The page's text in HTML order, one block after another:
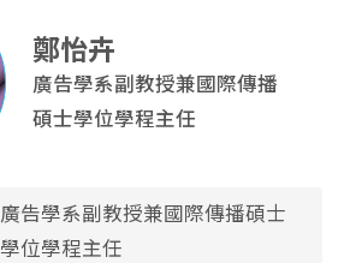
鄭怡卉
廣告學系副教授兼國際傳播
碩士學位學程主任
廣告學系副教授兼國際傳播碩士
學位學程主任